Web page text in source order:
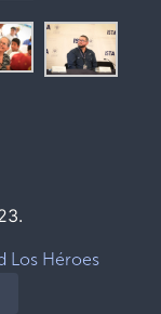
Los Héroes